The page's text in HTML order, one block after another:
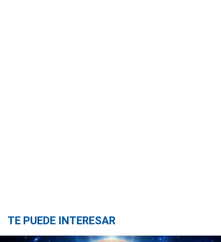
TE PUEDE INTERESAR